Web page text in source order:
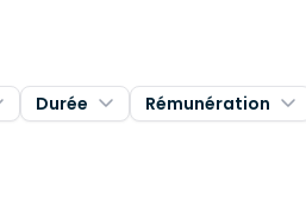
Durée Rémunération